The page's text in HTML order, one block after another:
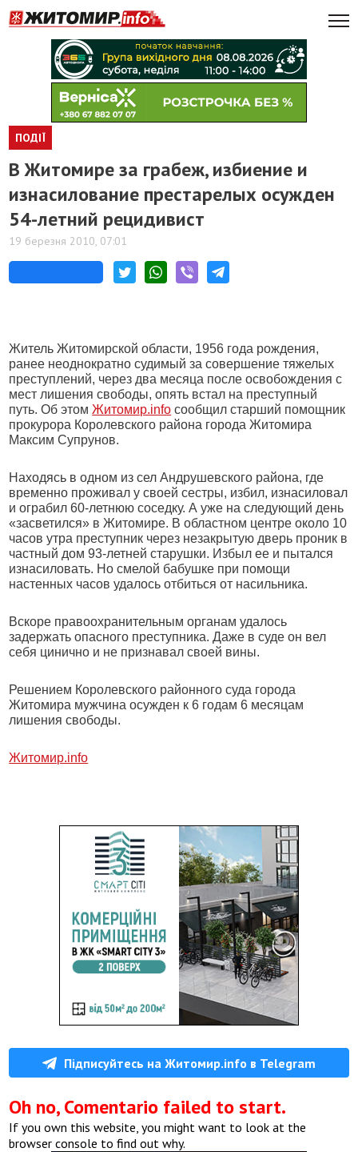
ПОДІЇ
В Житомире за грабеж, избиение и
изнасилование престарелых осужден
54-летний рецидивист
19 березня 2010, 07:01
Житель Житомирской области, 1956 года рождения,
ранее неоднократно судимый за совершение тяжелых
преступлений, через два месяца после освобождения с
мест лишения свободы, опять встал на преступный
путь. Об этомЖитомир.info сообщил старший помощник
прокурора Королевского района города Житомира
Максим Супрунов.
Находясь в одном из сел Андрушевского района, где
временно проживал у своей сестры, избил, изнасиловал
и ограбил 60-летнюю соседку. А уже на следующий день
«засветился» в Житомире. В областном центре около 10
часов утра преступник через незакрытую дверь проник в
частный дом 93-летней старушки. Избыл ее и пытался
изнасиловать. Но смелой бабушке при помощи
настенных часов удалось отбиться от насильника.
Вскоре правоохранительным органам удалось
задержать опасного преступника. Даже в суде он вел
себя цинично и не признавал своей вины.
Решением Королевского районного суда города
Житомира мужчина осужден к 6 годам 6 месяцам
лишения свободы.
Житомир.info
Підписуйтесь на Житомир.info в Telegram
Oh no, Comentario failed to start.
If you own this website, you might want to look at the
browser console to find out why.